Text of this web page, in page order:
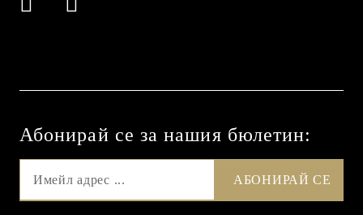
Абонирай се за нашия бюлетин: